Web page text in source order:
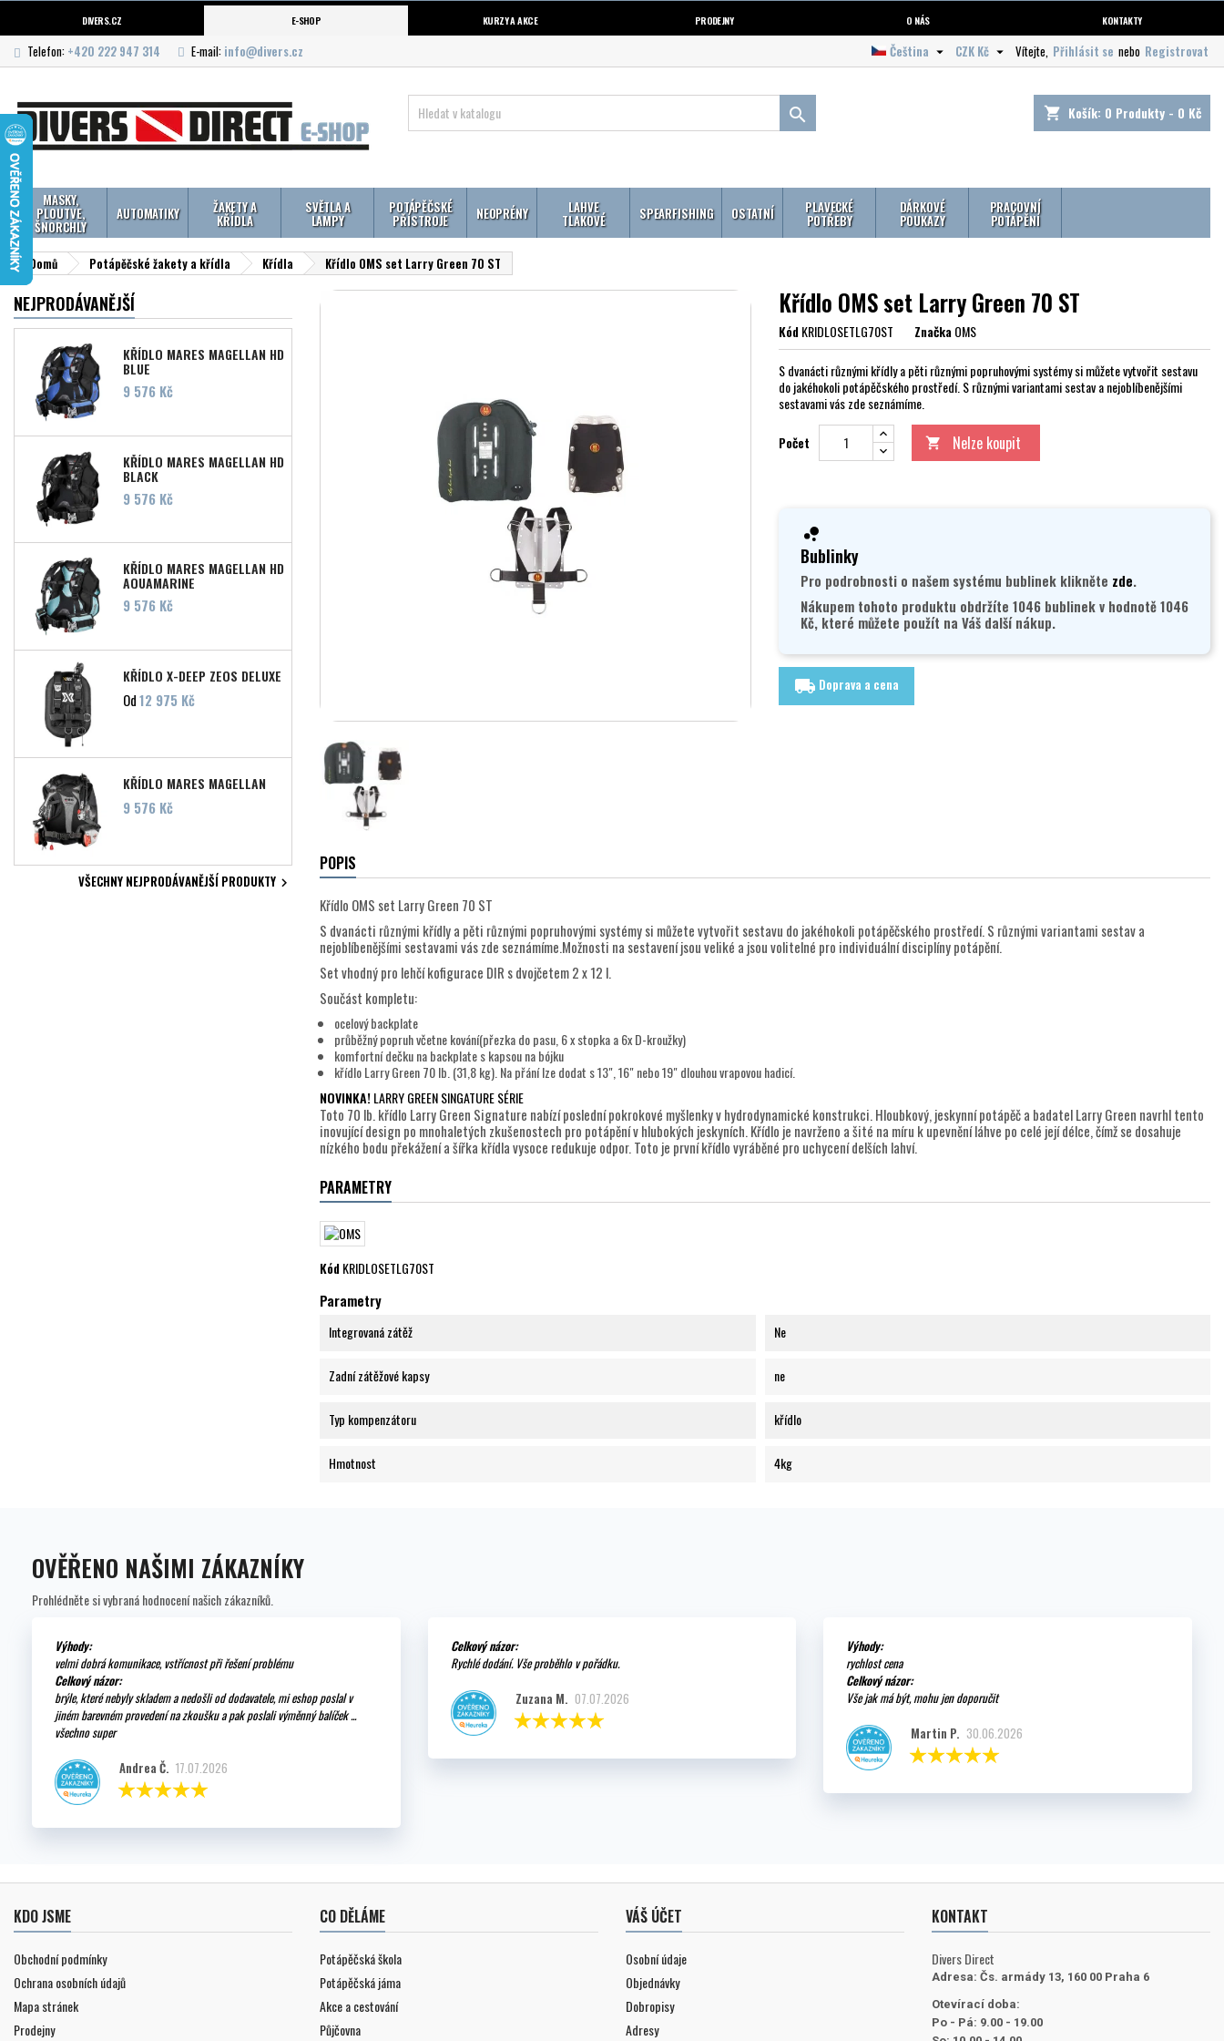
DIVERS.CZ E-SHOP KURZY A AKCE PRODEJNY O NÁS KONTAKTY
Telefon: +420 222 947 314 E-mail: info@divers.cz Vítejte, Přihlásit se nebo Registrovat
CZK Kč 
Čeština 
shopping_cart Košík: 0 Produkty - 0 Kč

MASKY,
PLOUTVE,
ŠNORCHLY
AUTOMATIKY ŽAKETY A
KŘÍDLA
SVĚTLA A
LAMPY
POTÁPĚČSKÉ
PŘÍSTROJE NEOPRÉNY LAHVE
TLAKOVÉ SPEARFISHING OSTATNÍ PLAVECKÉ
POTŘEBY
DÁRKOVÉ
POUKAZY
PRACOVNÍ
POTÁPĚNÍ
Domů Potápěčské žakety a křídla Křídla Křídlo OMS set Larry Green 70 ST
NEJPRODÁVANĚJŠÍ
KŘÍDLO MARES MAGELLAN HD
BLUE
Cena
9 576 Kč
KŘÍDLO MARES MAGELLAN HD
BLACK
Cena
9 576 Kč
KŘÍDLO MARES MAGELLAN HD
AQUAMARINE
Cena
9 576 Kč
KŘÍDLO X-DEEP ZEOS DELUXE
OdCena
12 975 Kč
KŘÍDLO MARES MAGELLAN
Cena
9 576 Kč
VŠECHNY NEJPRODÁVANĚJŠÍ PRODUKTY 
Křídlo OMS set Larry Green 70 ST
KódKRIDLOSETLG70ST ZnačkaOMS
S dvanácti různými křídly a pěti různými popruhovými systémy si můžete vytvořit sestavu
do jakéhokoli potápěčského prostředí. S různými variantami sestav a nejoblíbenějšími
sestavami vás zde seznámíme.
Počet  Nelze koupit
Bublinky
Pro podrobnosti o našem systému bublinek klikněte zde.
Nákupem tohoto produktu obdržíte 1046 bublinek v hodnotě 1046
Kč, které můžete použít na Váš další nákup.
local_shipping Doprava a cena
POPIS
Křídlo OMS set Larry Green 70 ST
S dvanácti různými křídly a pěti různými popruhovými systémy si můžete vytvořit sestavu do jakéhokoli potápěčského prostředí. S různými variantami sestav a
nejoblíbenějšími sestavami vás zde seznámíme.Možnosti na sestavení jsou veliké a jsou volitelné pro individuální disciplíny potápění.
Set vhodný pro lehčí kofigurace DIR s dvojčetem 2 x 12 l.
Součást kompletu:
ocelový backplate
průběžný popruh včetne kování(přezka do pasu, 6 x stopka a 6x D-kroužky)
komfortní dečku na backplate s kapsou na bójku
křídlo Larry Green 70 lb. (31,8 kg). Na přání lze dodat s 13", 16" nebo 19" dlouhou vrapovou hadicí.
NOVINKA!LARRY GREEN SINGATURE SÉRIE
Toto 70 lb. křídlo Larry Green Signature nabízí poslední pokrokové myšlenky v hydrodynamické konstrukci. Hloubkový, jeskynní potápěč a badatel Larry Green navrhl tento
inovující design po mnohaletých zkušenostech pro potápění v hlubokých jeskyních. Křídlo je navrženo a šité na míru k upevnění láhve po celé její délce, čímž se dosahuje
nízkého bodu překážení a šířka křídla vysoce redukuje odpor. Toto je první křídlo vyráběné pro uchycení delších lahví.
PARAMETRY
KódKRIDLOSETLG70ST
Parametry
Integrovaná zátěž Ne
Zadní zátěžové kapsy ne
Typ kompenzátoru křídlo
Hmotnost 4kg
OVĚŘENO NAŠIMI ZÁKAZNÍKY
Prohlédněte si vybraná hodnocení našich zákazníků.
Výhody:
velmi dobrá komunikace, vstřícnost při řešení problému
Celkový názor:
brýle, které nebyly skladem a nedošli od dodavatele, mi eshop poslal v
jiném barevném provedení na zkoušku a pak poslali výměnný balíček ...
všechno super
Andrea Č. 17.07.2026
Celkový názor:
Rychlé dodání. Vše proběhlo v pořádku.
Zuzana M. 07.07.2026
Výhody:
rychlost cena
Celkový názor:
Vše jak má být, mohu jen doporučit
Martin P. 30.06.2026
KDO JSME
Obchodní podmínky
Ochrana osobních údajů
Mapa stránek
Prodejny
CO DĚLÁME
Potápěčská škola
Potápěčská jáma
Akce a cestování
Půjčovna
VÁŠ ÚČET
Osobní údaje
Objednávky
Dobropisy
Adresy
KONTAKT
Divers Direct
Adresa: Čs. armády 13, 160 00 Praha 6
Otevírací doba:
Po - Pá: 9.00 - 19.00